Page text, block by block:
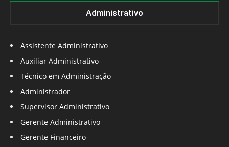
Administrativo
Assistente Administrativo
Auxiliar Administrativo
Técnico em Administração
Administrador
Supervisor Administrativo
Gerente Administrativo
Gerente Financeiro